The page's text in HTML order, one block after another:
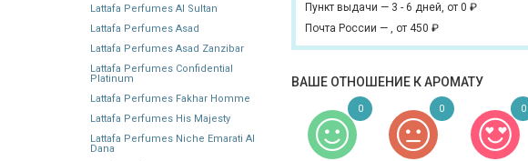
Lattafa Perfumes Al Sultan
Lattafa Perfumes Asad
Lattafa Perfumes Asad Zanzibar
Lattafa Perfumes Confidential
Platinum
Lattafa Perfumes Fakhar Homme
Lattafa Perfumes His Majesty
Lattafa Perfumes Niche Emarati Al
Dana
Пункт выдачи — 3 - 6 дней, от 0 ₽
Почта России — , от 450 ₽
ВАШЕ ОТНОШЕНИЕ К АРОМАТУ
0 0 0